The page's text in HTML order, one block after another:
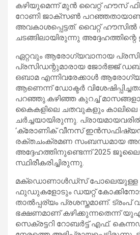
കഴിയുമെന്ന് മുൻ വൈറ്റ് ഹൗസ്
റോണി ജാക്സൺ പറഞ്ഞതായാണ്
അവകാശപ്പെട്ടത്. വൈറ്റ് ഹൗസിൽ
ചടങ്ങിലായിരുന്നു
ഏറ്റവും ആരോഗ്യവാനായ
പ്രസിഡന്റുമാരായ ജോർജ്ജ്
ഒബാമ എന്നിവരേക്കാൾ
ആണെന്ന് ഡോക്ടർ
പറഞ്ഞു.കഴിഞ്ഞ കുറച്ച്
കൈകളിലെ ചതവുകളും കാലിലെ
ചർച്ചയായിരുന്നു.
‘ക്രോണിക് വീനസ്
രക്തചംക്രമണ സംബന്ധമായ
അദ്ദേഹത്തിനുണ്ടെന്ന് 2025
സ്ഥിരീകരിച്ചിരുന്നു.
മക്ഡൊണാൾഡ്സ് പോലെയുള്ള
ഫുഡുകളോടും ഡയറ്റ്
താൽപ്പര്യം പ്രശസ്തമാണ്. ട്രംപ്
ഭക്ഷണമാണ് കഴിക്കുന്നതെന്ന്
സെക്രട്ടറി റോബർട്ട് എഫ്.